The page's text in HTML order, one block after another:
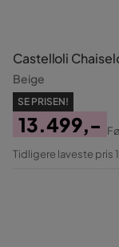
Castelloli
Beige
SE PRISEN!
Pris
13.499,-
Original
Tidligere laveste pris